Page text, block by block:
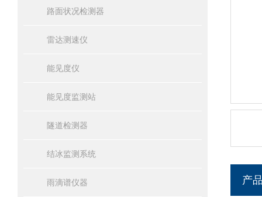
路面状况检测器
雷达测速仪
能见度仪
能见度监测站
隧道检测器
结冰监测系统
雨滴谱仪器 产